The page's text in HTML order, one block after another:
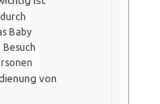
Baby
von